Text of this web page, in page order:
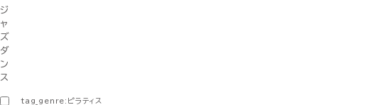
ジ
ャ
ズ
ダ
ン
ス
tag_genre:ピラティス